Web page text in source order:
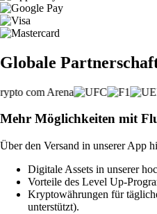
Globale
Mehr Möglichkeiten mit
Über den Versand in unserer App
Digitale Assets in unserer
Vorteile des Level Up-
Kryptowährungen für
unterstützt).